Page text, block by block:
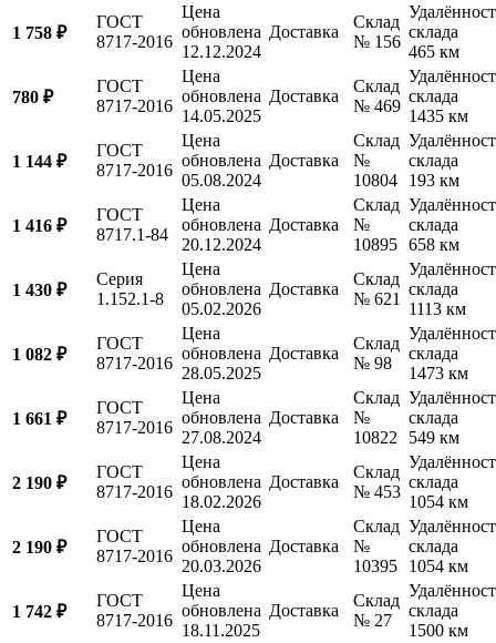
1 758 ₽
ГОСТ
8717-2016
Цена
обновлена
12.12.2024
Доставка
Склад
№ 156
склада
465 км
780 ₽
ГОСТ
8717-2016
Цена
обновлена
14.05.2025
Доставка
Склад
№ 469
склада
1435 км
1 144 ₽
ГОСТ
8717-2016
Цена
обновлена
05.08.2024
Доставка
Склад
№
10804
склада
193 км
1 416 ₽
ГОСТ
8717.1-84
Цена
обновлена
20.12.2024
Доставка
Склад
№
10895
склада
658 км
1 430 ₽
Серия
1.152.1-8
Цена
обновлена
05.02.2026
Доставка
Склад
№ 621
склада
1113 км
1 082 ₽
ГОСТ
8717-2016
Цена
обновлена
28.05.2025
Доставка
Склад
№ 98
склада
1473 км
1 661 ₽
ГОСТ
8717-2016
Цена
обновлена
27.08.2024
Доставка
Склад
№
10822
склада
549 км
2 190 ₽
ГОСТ
8717-2016
Цена
обновлена
18.02.2026
Доставка
Склад
№ 453
склада
1054 км
2 190 ₽
ГОСТ
8717-2016
Цена
обновлена
20.03.2026
Доставка
Склад
№
10395
склада
1054 км
1 742 ₽
ГОСТ
8717-2016
Цена
обновлена
18.11.2025
Доставка
Склад
№ 27
склада
1500 км